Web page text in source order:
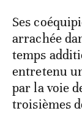
Ses
arrachée
temps
entretenu
par la voie
troisièmes